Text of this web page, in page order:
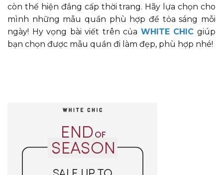
còn thể hiện đẳng cấp thời trang. Hãy lựa chọn cho
mình những mẫu quần phù hợp để tỏa sáng mỗi
ngày! Hy vọng bài viết trên của WHITE CHIC giúp
bạn chọn được mẫu quần đi làm đẹp, phù hợp nhé!